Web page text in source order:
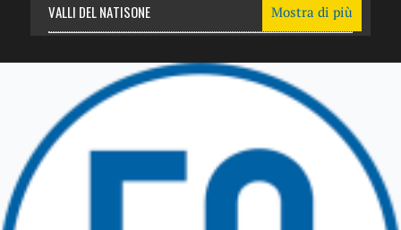
VALLI DEL NATISONE
TRICESIMO
TARCENTO
GEMONA DEL FRIULI
Mostra di più